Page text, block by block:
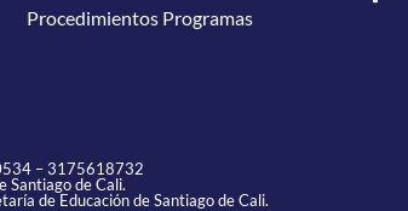
Procedimientos Programas
–3175618732
Santiago de Cali.
de Educación de Santiago de Cali.